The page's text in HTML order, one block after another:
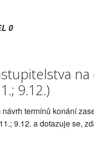
0
9.12.)
termínů konání
9.12. a dotazuje se,